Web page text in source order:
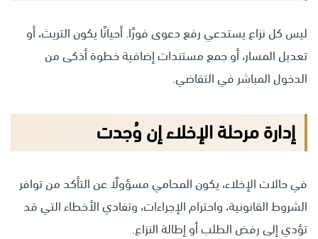
ليس كل نزاع يستدعي رفع دعوى فورًا. أحيانًا يكون التريث، أو
تعديل المسار، أو جمع مستندات إضافية خطوة أذكى من
الدخول المباشر في التقاضي.
إدارة مرحلة الإخلاء إن وُجدت
في حالات الإخلاء، يكون المحامي مسؤولًا عن التأكد من توافر
الشروط القانونية، واحترام الإجراءات، وتفادي الأخطاء التي قد
تؤدي إلى رفض الطلب أو إطالة النزاع.